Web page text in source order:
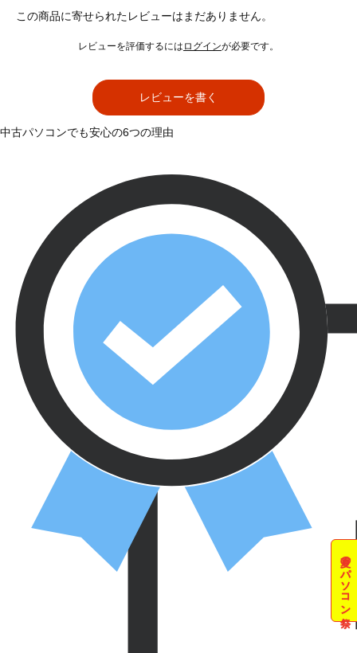
この商品に寄せられたレビューはまだありません。
レビューを評価するには ログインが必要です。
レビューを書く
夏のパソコン祭
中古パソコンでも安心の6つの理由